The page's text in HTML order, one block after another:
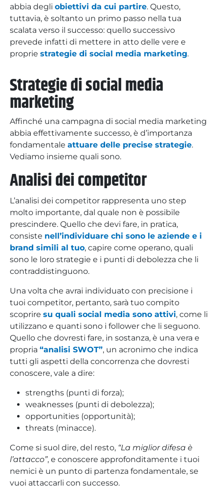
abbia degli obiettivi da cui partire. Questo,
tuttavia, è soltanto un primo passo nella tua
scalata verso il successo: quello successivo
prevede infatti di mettere in atto delle vere e
proprie strategie di social media marketing.
Strategie di social media
marketing
Affinché una campagna di social media marketing
abbia effettivamente successo, è d’importanza
fondamentale attuare delle precise strategie.
Vediamo insieme quali sono.
Analisi dei competitor
L’analisi dei competitor rappresenta uno step
molto importante, dal quale non è possibile
prescindere. Quello che devi fare, in pratica,
consiste nell’individuare chi sono le aziende e i
brand simili al tuo, capire come operano, quali
sono le loro strategie e i punti di debolezza che li
contraddistinguono.
Una volta che avrai individuato con precisione i
tuoi competitor, pertanto, sarà tuo compito
scoprire su quali social media sono attivi, come li
utilizzano e quanti sono i follower che li seguono.
Quello che dovresti fare, in sostanza, è una vera e
propria “analisi SWOT”, un acronimo che indica
tutti gli aspetti della concorrenza che dovresti
conoscere, vale a dire:
strengths (punti di forza);
weaknesses (punti di debolezza);
opportunities (opportunità);
threats (minacce).
Come si suol dire, del resto, “La miglior difesa è
l’attacco”, e conoscere approfonditamente i tuoi
nemici è un punto di partenza fondamentale, se
vuoi attaccarli con successo.